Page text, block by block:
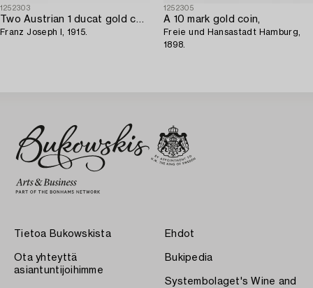
1252303
Two Austrian 1 ducat gold coins,
Franz Joseph I, 1915.
1252305
A 10 mark gold coin,
Freie und Hansastadt Hamburg,
1898.
Tietoa Bukowskista
Ota yhteyttä
asiantuntijoihimme
Ehdot
Bukipedia
Systembolaget's Wine and